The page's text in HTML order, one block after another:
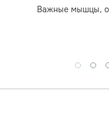
Важные мышцы, о